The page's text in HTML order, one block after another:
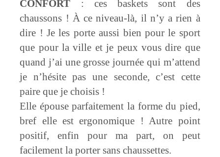
CONFORT : ces baskets sont des
chaussons ! À ce niveau-là, il n’y a rien à
dire ! Je les porte aussi bien pour le sport
que pour la ville et je peux vous dire que
quand j’ai une grosse journée qui m’attend
je n’hésite pas une seconde, c’est cette
paire que je choisis !
Elle épouse parfaitement la forme du pied,
bref elle est ergonomique ! Autre point
positif, enfin pour ma part, on peut
facilement la porter sans chaussettes.